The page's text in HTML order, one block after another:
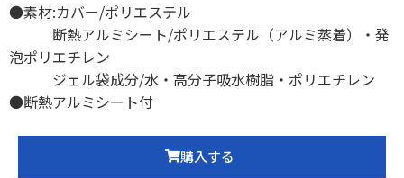
●素材:カバー/ポリエステル
断熱アルミシート/ポリエステル（アルミ蒸着）・発
泡ポリエチレン
ジェル袋成分/水・高分子吸水樹脂・ポリエチレン
●断熱アルミシート付
購入する